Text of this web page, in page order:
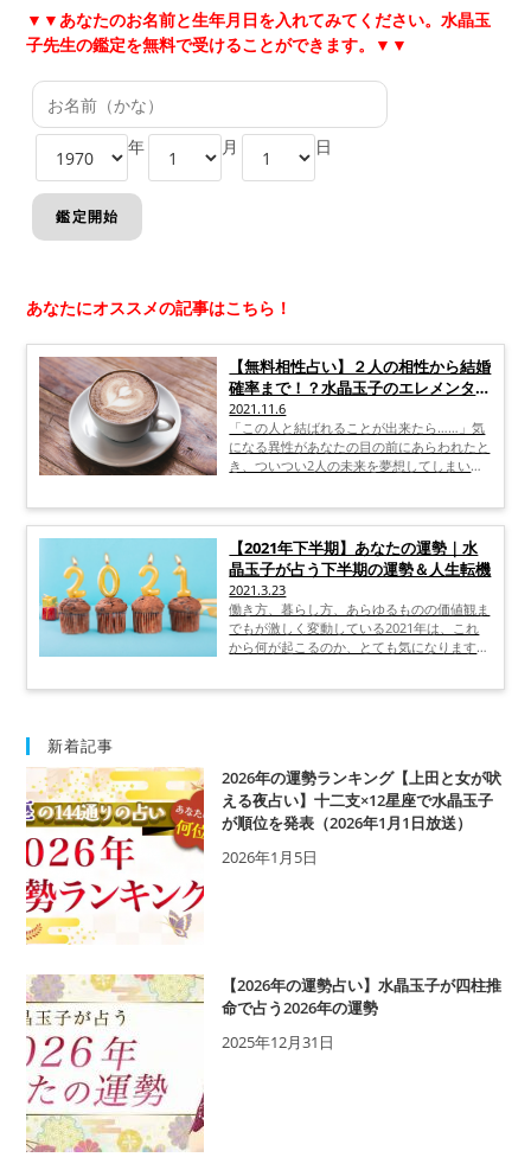
▼▼あなたのお名前と生年月日を入れてみてください。水晶玉
子先生の鑑定を無料で受けることができます。▼▼
年 月 日
あなたにオススメの記事はこちら！
【無料相性占い】２人の相性から結婚
確率まで！？水晶玉子のエレメンタル
占星術で恋結末も明らかに！
2021.11.6
「この人と結ばれることが出来たら……」気
になる異性があなたの目の前にあらわれたと
き、ついつい2人の未来を夢想してしまいま
し、愛し愛され、素晴らしいパートナーシッ
プを築き上げることになったなら……。そし
てそのまま一生を添い遂げることが出来たな
ら……。そんなふうに夢を見るのが恋の醍醐
味ともいえるでしょう。でも実際には、出会
いの瞬間の印象が恋につながらないこともあ
りますよね…。あなたが道をあやまらないた
めにも、相手のことを事前に占ってみるのは
いかがでしょうか？水晶玉子先生の結婚占い
とが出来ます。忙しい現代女性の時間は有限
【2021年下半期】あなたの運勢｜水
晶玉子が占う下半期の運勢＆人生転機
2021.3.23
働き方、暮らし方、あらゆるものの価値観ま
でもが激しく変動している2021年は、これ
から何が起こるのか、とても気になります
「日本一当たる」ともいわれる占い師、水晶
ていきます。
新着記事
2026年の運勢ランキング【上田と女が吠
える夜占い】十二支×12星座で水晶玉子
が順位を発表（2026年1月1日放送）
2026年1月5日
【2026年の運勢占い】水晶玉子が四柱推
命で占う2026年の運勢
2025年12月31日